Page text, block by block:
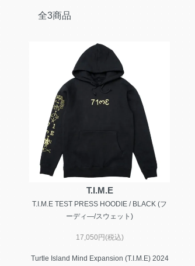
全3商品
T.I.M.E
T.I.M.E TEST PRESS HOODIE / BLACK (フ
ーディ―/スウェット)
17,050円(税込)
Turtle Island Mind Expansion (T.I.M.E) 2024